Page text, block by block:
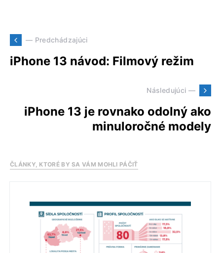
— Predchádzajúci
iPhone 13 návod: Filmový režim
Následujúci —
iPhone 13 je rovnako odolný ako
minuloročné modely
ČLÁNKY, KTORÉ BY SA VÁM MOHLI PÁČIŤ